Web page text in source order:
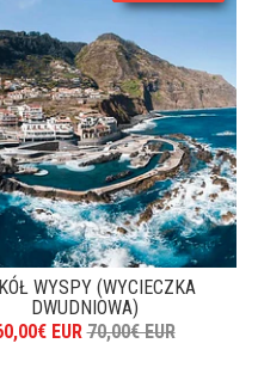
WYSPY (WYCIECZKA
DWUDNIOWA)
EUR 70,00€ EUR